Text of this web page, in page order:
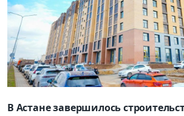
В Астане завершилось